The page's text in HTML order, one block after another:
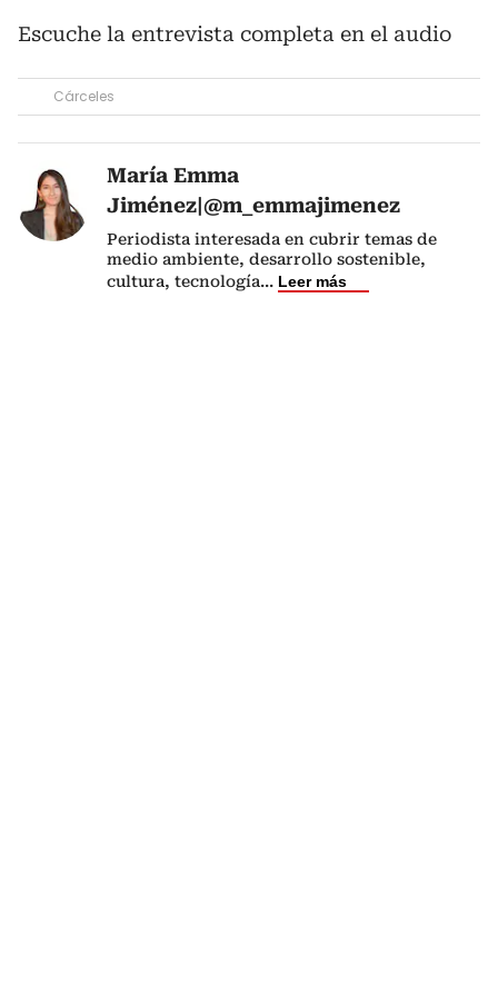
Escuche la entrevista completa en el audio
Cárceles
María Emma
Jiménez|@m_emmajimenez
Periodista interesada en cubrir temas de
medio ambiente, desarrollo sostenible,
cultura, tecnología... Leer más